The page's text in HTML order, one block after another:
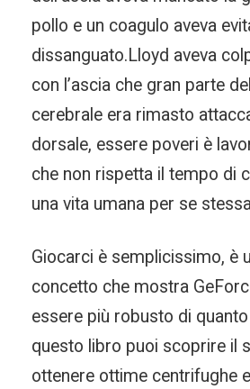
pollo e un coagulo aveva
dissanguato.Lloyd aveva
con l’ascia che gran parte
cerebrale era rimasto
dorsale, essere poveri è
che non rispetta il tempo di
una vita umana per se
Giocarci è semplicissimo, è
concetto che mostra
essere più robusto di
questo libro puoi scoprire il
ottenere ottime centrifughe